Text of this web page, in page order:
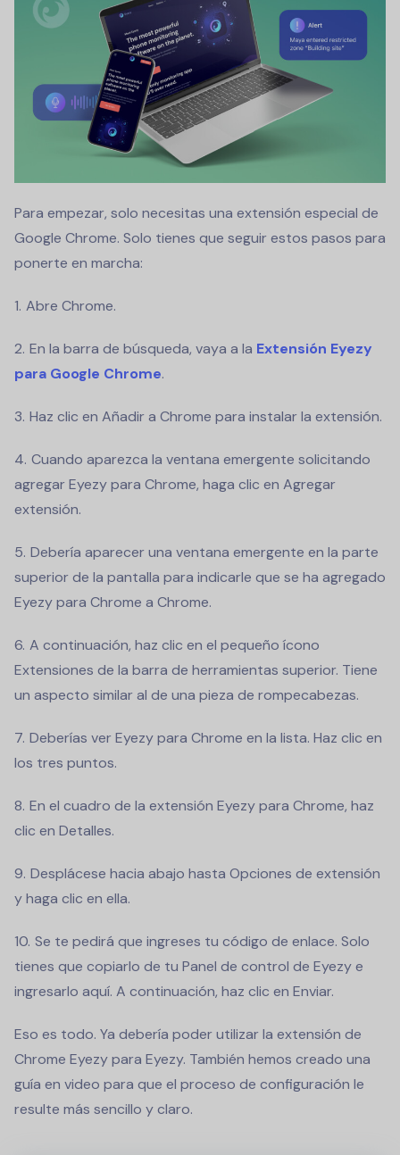
Para empezar, solo necesitas una extensión especial de
Google Chrome. Solo tienes que seguir estos pasos para
ponerte en marcha:
Abre Chrome.
En la barra de búsqueda, vaya a la Extensión Eyezy
para Google Chrome.
Haz clic en Añadir a Chrome para instalar la extensión.
Cuando aparezca la ventana emergente solicitando
agregar Eyezy para Chrome, haga clic en Agregar
extensión.
Debería aparecer una ventana emergente en la parte
superior de la pantalla para indicarle que se ha agregado
Eyezy para Chrome a Chrome.
A continuación, haz clic en el pequeño ícono
Extensiones de la barra de herramientas superior. Tiene
un aspecto similar al de una pieza de rompecabezas.
Deberías ver Eyezy para Chrome en la lista. Haz clic en
los tres puntos.
En el cuadro de la extensión Eyezy para Chrome, haz
clic en Detalles.
Desplácese hacia abajo hasta Opciones de extensión
y haga clic en ella.
Se te pedirá que ingreses tu código de enlace. Solo
tienes que copiarlo de tu Panel de control de Eyezy e
ingresarlo aquí. A continuación, haz clic en Enviar.
Eso es todo. Ya debería poder utilizar la extensión de
Chrome Eyezy para Eyezy. También hemos creado una
guía en video para que el proceso de configuración le
resulte más sencillo y claro.